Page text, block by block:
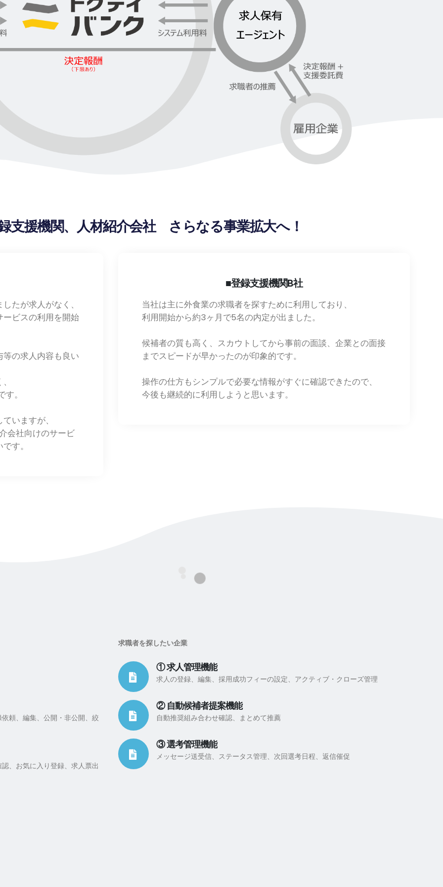
支援機関、人材紹介会社 さらなる事業拡大へ！
たが求人がなく、
ビスの利用を開始
の求人内容も良い
。
いますが、
会社向けのサービ
す。
■登録支援機関B社
当社は主に外食業の求職者を探すために利用しており、
利用開始から約3ヶ月で5名の内定が出ました。
候補者の質も高く、スカウトしてから事前の面談、企業との面接
までスピードが早かったのが印象的です。
操作の仕方もシンプルで必要な情報がすぐに確認できたので、
今後も継続的に利用しようと思います。
頼、編集、公開・非公開、絞
、お気に入り登録、求人票出
求職者を探したい企業
① 求人管理機能
求人の登録、編集、採用成功フィーの設定、アクティブ・クローズ管理
② 自動候補者提案機能
自動推奨組み合わせ確認、まとめて推薦
③ 選考管理機能
メッセージ送受信、ステータス管理、次回選考日程、返信催促